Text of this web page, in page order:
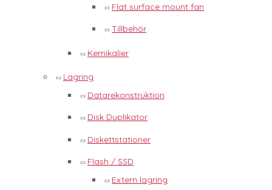
Flat surface mount fan
Tillbehör
Kemikalier
Lagring
Datarekonstruktion
Disk Duplikator
Diskettstationer
Flash / SSD
Extern lagring